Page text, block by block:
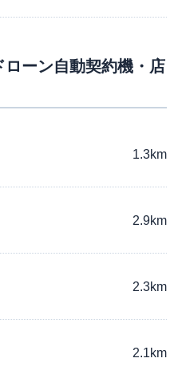
ローン自動契約機・店
1.3km
2.9km
2.3km
2.1km